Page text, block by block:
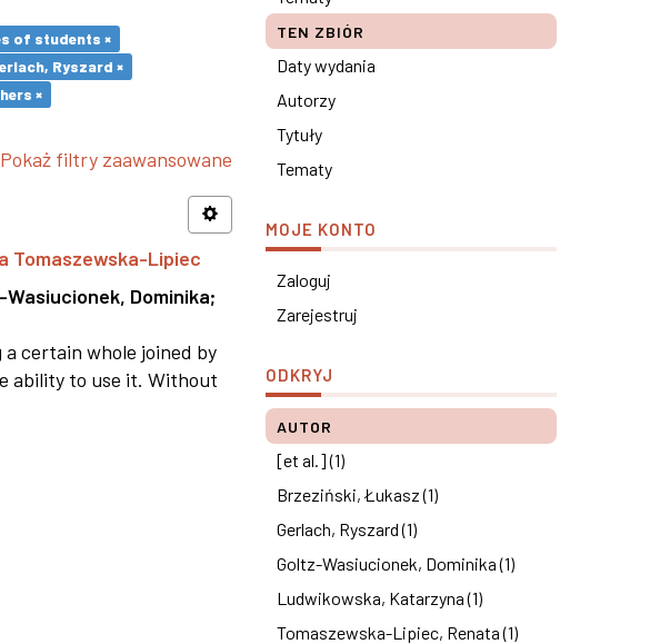
of students ×
Ryszard ×
×
Pokaż filtry zaawansowane
Tomaszewska-Lipiec
Wasiucionek, Dominika;
certain whole joined by
ability to use it. Without
TEN ZBIÓR
Daty wydania
Autorzy
Tytuły
Tematy
MOJE KONTO
Zaloguj
Zarejestruj
ODKRYJ
AUTOR
[et al.] (1)
Brzeziński, Łukasz (1)
Gerlach, Ryszard (1)
Goltz-Wasiucionek, Dominika (1)
Ludwikowska, Katarzyna (1)
Tomaszewska-Lipiec, Renata (1)